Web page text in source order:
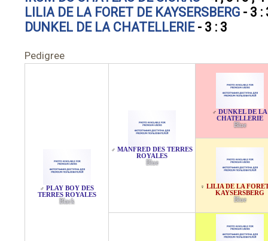
LILIA DE LA FORET DE KAYSERSBERG - 3 :
DUNKEL DE LA CHATELLERIE- 3 : 3
Pedigree
♂ PLAY BOY DES
TERRES ROYALES
Black
♂ MANFRED DES TERRES
ROYALES
Blue
♂ DUNKEL DE LA
CHATELLERIE
Blue
♀ LILIA DE LA
KAYSERSBERG
Blue